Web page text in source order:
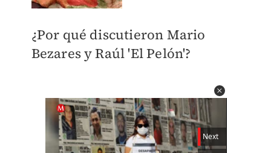
¿Por qué discutieron Mario
Bezares y Raúl 'El Pelón'?